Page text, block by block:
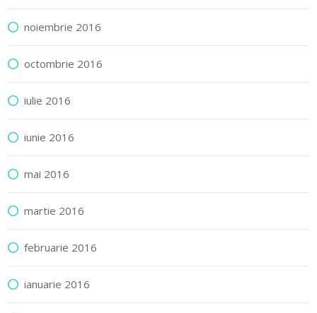
noiembrie 2016
octombrie 2016
iulie 2016
iunie 2016
mai 2016
martie 2016
februarie 2016
ianuarie 2016